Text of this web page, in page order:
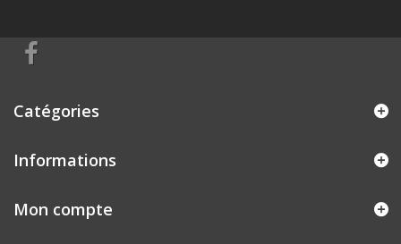
Catégories
Informations
Mon compte